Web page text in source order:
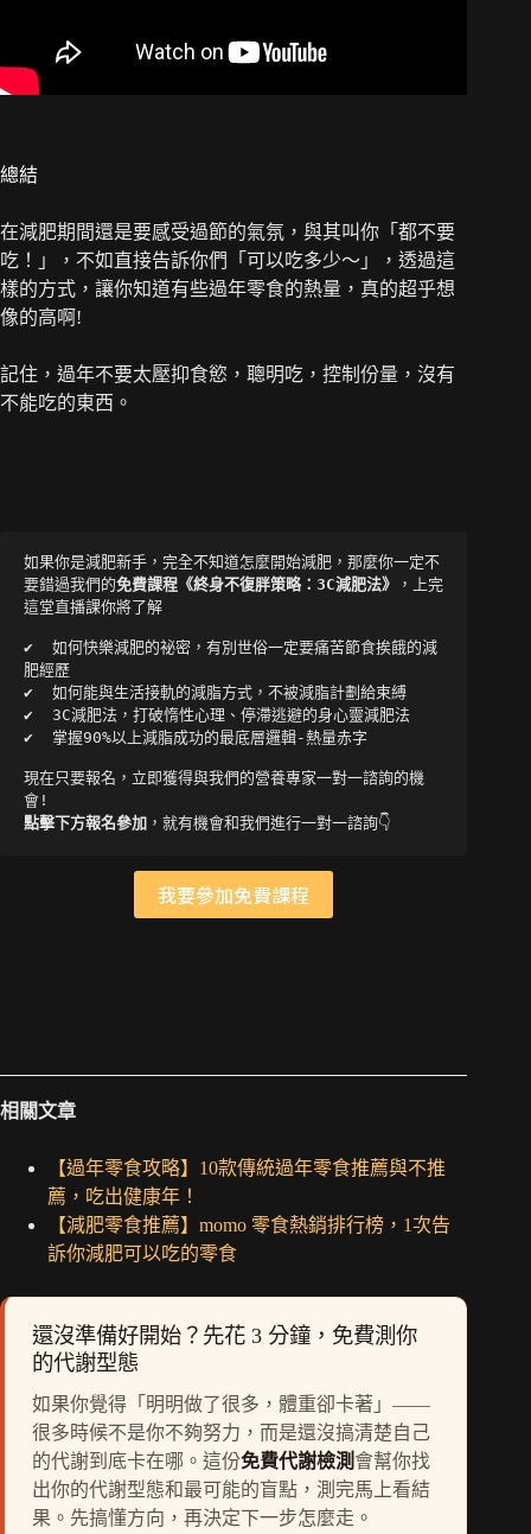
總結
在減肥期間還是要感受過節的氣氛，與其叫你「都不要
吃！」，不如直接告訴你們「可以吃多少～」，透過這
樣的方式，讓你知道有些過年零食的熱量，真的超乎想
像的高啊!
記住，過年不要太壓抑食慾，聰明吃，控制份量，沒有
不能吃的東西。
如果你是減肥新手，完全不知道怎麼開始減肥，那麼你一定不
要錯過我們的免費課程《終身不復胖策略：3C減肥法》
，上完
這堂直播課你將了解
✔  如何快樂減肥的祕密，有別世俗一定要痛苦節食挨餓的減
肥經歷
✔  如何能與生活接軌的減脂方式，不被減脂計劃給束縛
✔  3C減肥法，打破惰性心理、停滯逃避的身心靈減肥法
✔  掌握90%以上減脂成功的最底層邏輯-熱量赤字
現在只要報名，立即獲得與我們的營養專家一對一諮詢的機
點擊下方報名參加 ，就有機會和我們進行一對一諮詢👇
我要參加免費課程
相關文章
【過年零食攻略】10款傳統過年零食推薦與不推
薦，吃出健康年！
【減肥零食推薦】momo 零食熱銷排行榜，1次告
訴你減肥可以吃的零食
還沒準備好開始？先花 3 分鐘，免費測你
的代謝型態
如果你覺得「明明做了很多，體重卻卡著」——
很多時候不是你不夠努力，而是還沒搞清楚自己
的代謝到底卡在哪。這份免費代謝檢測 會幫你找
出你的代謝型態和最可能的盲點，測完馬上看結
果。先搞懂方向，再決定下一步怎麼走。